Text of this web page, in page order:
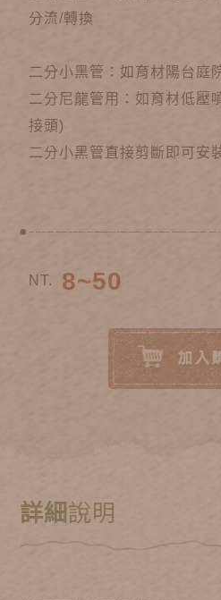
分流/轉換
二分小黑管：如育材陽台庭
二分尼龍管用：如育材低壓
接頭)
二分小黑管直接剪斷即可安
NT. 8~50
詳細說明